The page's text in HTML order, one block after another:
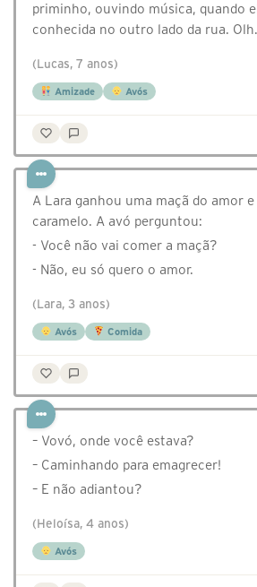
priminho, ouvindo música, quando
conhecida no outro lado da rua.
(Lucas, 7 anos)
Amizade Avós
A Lara ganhou uma maçã do amor
caramelo. A avó perguntou:
- Você não vai comer a maçã?
- Não, eu só quero o amor.
(Lara, 3 anos)
Avós Comida
– Vovó, onde você estava?
– Caminhando para emagrecer!
– E não adiantou?
(Heloísa, 4 anos)
Avós